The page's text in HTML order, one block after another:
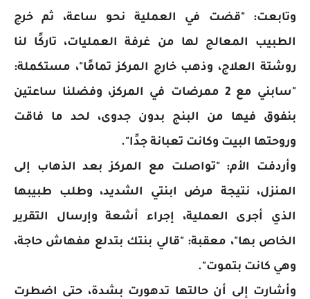
وتابعت: "قضت في العملية نحو ساعة، ثم خرج
الطبيب المعالج لها من غرفة العمليات، تاركًا لنا
روشتة العلاج، وذهب خارج المركز تمامًا"، مستكملة:
"سابني مع 2 ممرضات في المركز، وفضلنا ساعتين
بنفوق فيها من البنج بدون جدوى، لحد ما فاقت
وروحتها البيت وكانت تعبانة جدًا".
وأردفت الأم: "تواصلت مع المركز بعد الذهاب إلى
المنزل، نتيجة مرض ابنتي الشديد، وطلب طبيبها
الذي أجرى العملية، إجراء أشعة وإرسال التقرير
الخاص بها"، معقبة: "قالي بنتك بتدلع مفهاش حاجة،
وهي كانت بتموت".
وأشارت إلى أن حالتها تدهورت بشدة، حتى اضطرت